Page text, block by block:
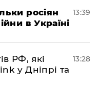
росіян
в Україні
13:39
РФ, які
у Дніпрі та
13:28